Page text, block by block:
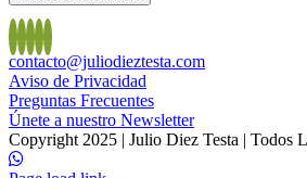
contacto@juliodieztesta.com
Aviso de Privacidad
Preguntas Frecuentes
Únete a nuestro Newsletter
Copyright 2025 | Julio Diez Testa | Todos